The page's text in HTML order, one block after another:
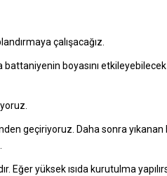
çalışacağız.
boyasını etkileyebilecek
geçiriyoruz. Daha sonra
Eğer yüksek ısıda kurutulma